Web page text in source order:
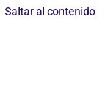
Saltar al contenido